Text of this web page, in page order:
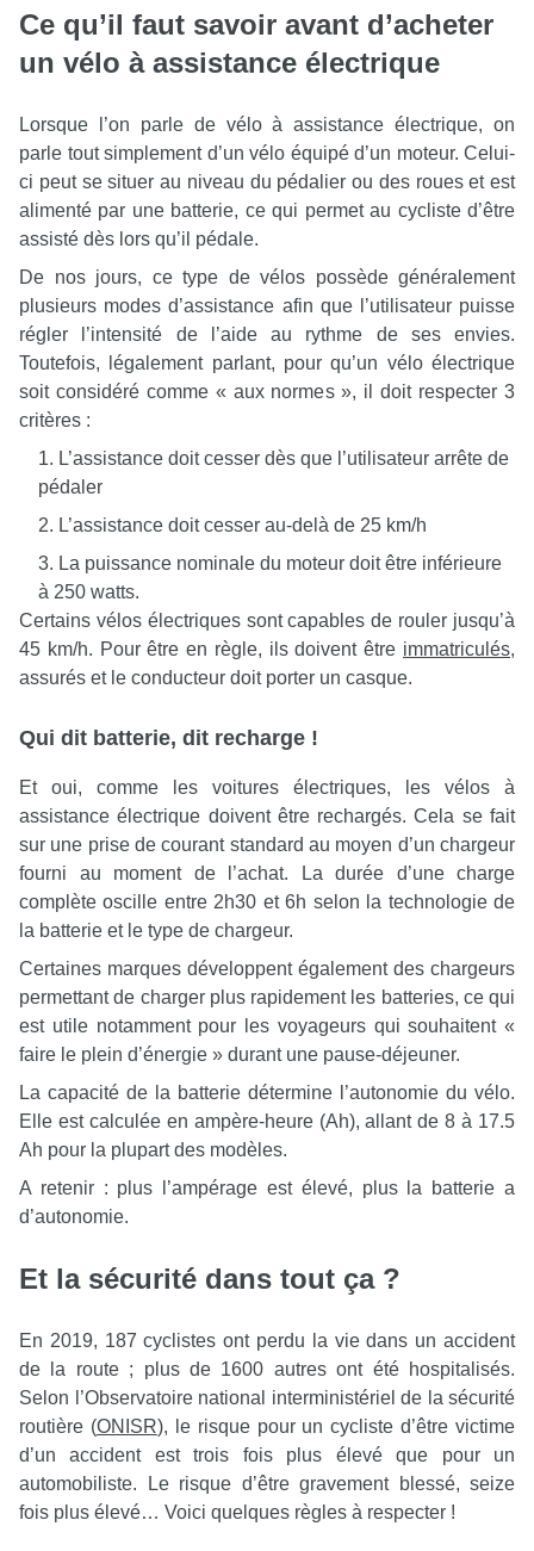
Ce qu’il faut savoir avant d’acheter
un vélo à assistance électrique
Lorsque l’on parle de vélo à assistance électrique, on
parle tout simplement d’un vélo équipé d’un moteur. Celui-
ci peut se situer au niveau du pédalier ou des roues et est
alimenté par une batterie, ce qui permet au cycliste d’être
assisté dès lors qu’il pédale.
De nos jours, ce type de vélos possède généralement
plusieurs modes d’assistance afin que l’utilisateur puisse
régler l’intensité de l’aide au rythme de ses envies.
Toutefois, légalement parlant, pour qu’un vélo électrique
soit considéré comme « aux normes », il doit respecter 3
critères :
L’assistance doit cesser dès que l’utilisateur arrête de
pédaler
L’assistance doit cesser au-delà de 25 km/h
La puissance nominale du moteur doit être inférieure
à 250 watts.
Certains vélos électriques sont capables de rouler jusqu’à
45 km/h. Pour être en règle, ils doivent être immatriculés,
assurés et le conducteur doit porter un casque.
Qui dit batterie, dit recharge !
Et oui, comme les voitures électriques, les vélos à
assistance électrique doivent être rechargés. Cela se fait
sur une prise de courant standard au moyen d’un chargeur
fourni au moment de l’achat. La durée d’une charge
complète oscille entre 2h30 et 6h selon la technologie de
la batterie et le type de chargeur.
Certaines marques développent également des chargeurs
permettant de charger plus rapidement les batteries, ce qui
est utile notamment pour les voyageurs qui souhaitent «
faire le plein d’énergie » durant une pause-déjeuner.
La capacité de la batterie détermine l’autonomie du vélo.
Elle est calculée en ampère-heure (Ah), allant de 8 à 17.5
Ah pour la plupart des modèles.
A retenir : plus l’ampérage est élevé, plus la batterie a
d’autonomie.
Et la sécurité dans tout ça ?
En 2019, 187 cyclistes ont perdu la vie dans un accident
de la route ; plus de 1600 autres ont été hospitalisés.
Selon l’Observatoire national interministériel de la sécurité
routière (ONISR), le risque pour un cycliste d’être victime
d’un accident est trois fois plus élevé que pour un
automobiliste. Le risque d’être gravement blessé, seize
fois plus élevé… Voici quelques règles à respecter !